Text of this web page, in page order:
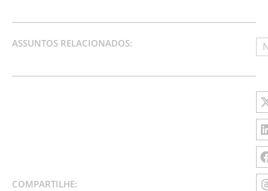
ASSUNTOS RELACIONADOS:
COMPARTILHE: